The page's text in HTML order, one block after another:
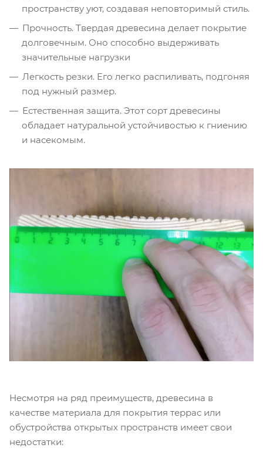
пространству уют, создавая неповторимый стиль.
Прочность. Твердая древесина делает покрытие
долговечным. Оно способно выдерживать
значительные нагрузки
Легкость резки. Его легко распиливать, подгоняя
под нужный размер.
Естественная защита. Этот сорт древесины
обладает натуральной устойчивостью к гниению
и насекомым.
Несмотря на ряд преимуществ, древесина в
качестве материала для покрытия террас или
обустройства открытых пространств имеет свои
недостатки: